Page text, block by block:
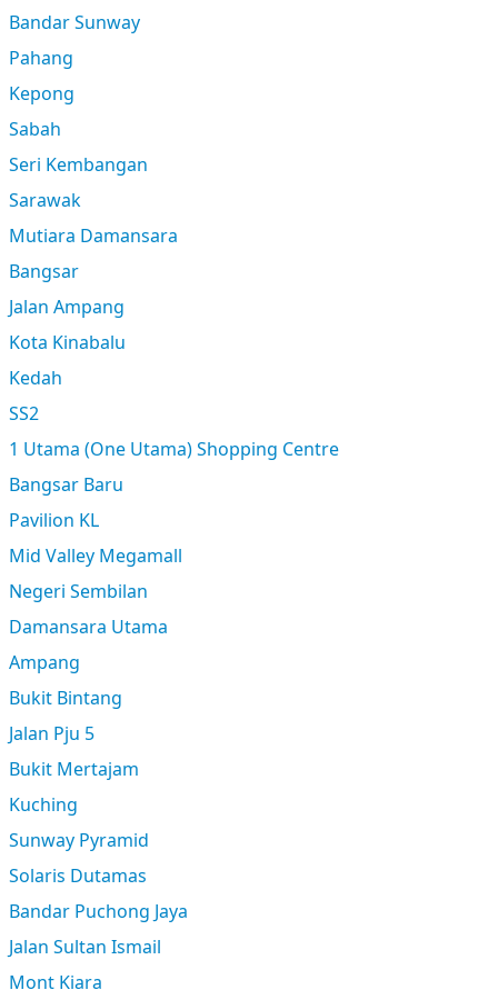
Bandar Sunway
Pahang
Kepong
Sabah
Seri Kembangan
Sarawak
Mutiara Damansara
Bangsar
Jalan Ampang
Kota Kinabalu
Kedah
SS2
1 Utama (One Utama) Shopping Centre
Bangsar Baru
Pavilion KL
Mid Valley Megamall
Negeri Sembilan
Damansara Utama
Ampang
Bukit Bintang
Jalan Pju 5
Bukit Mertajam
Kuching
Sunway Pyramid
Solaris Dutamas
Bandar Puchong Jaya
Jalan Sultan Ismail
Mont Kiara